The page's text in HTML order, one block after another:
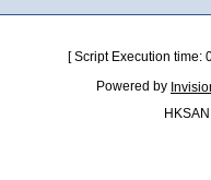
[ Script Execution
Powered by